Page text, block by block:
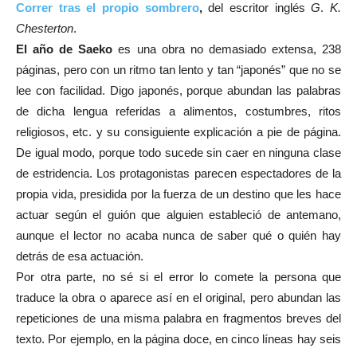
Correr tras el propio sombrero,del escritor inglésG.K.
Chesterton.
El año de Saeko es una obra no demasiado extensa, 238
páginas, pero con un ritmo tan lento y tan “japonés” que no se
lee con facilidad. Digo japonés, porque abundan las palabras
de dicha lengua referidas a alimentos, costumbres, ritos
religiosos, etc. y su consiguiente explicación a pie de página.
De igual modo, porque todo sucede sin caer en ninguna clase
de estridencia. Los protagonistas parecen espectadores de la
propia vida, presidida por la fuerza de un destino que les hace
actuar según el guión que alguien estableció de antemano,
aunque el lector no acaba nunca de saber qué o quién hay
detrás de esa actuación.
Por otra parte, no sé si el error lo comete la persona que
traduce la obra o aparece así en el original, pero abundan las
repeticiones de una misma palabra en fragmentos breves del
texto. Por ejemplo, en la página doce, en cinco líneas hay seis